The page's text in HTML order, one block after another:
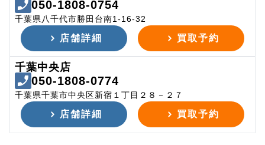
050-1808-0754
千葉県八千代市勝田台南1-16-32
店舗詳細 買取予約
千葉中央店
050-1808-0774
千葉県千葉市中央区新宿１丁目２８－２７
店舗詳細 買取予約